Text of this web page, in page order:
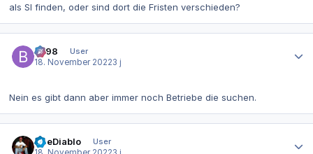
als SI finden, oder sind dort die Fristen verschieden?
be98
User
18. November 20223 j
Nein es gibt dann aber immer noch Betriebe die suchen.
TheDiablo
User